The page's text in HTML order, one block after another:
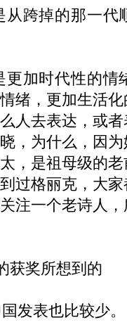
从跨掉的那一代
更加时代性的情
绪，更加生活
人去表达，或
，为什么，因
，是祖母级的
过格丽克，大
注一个老诗人
获奖所想到的
发表也比较少。